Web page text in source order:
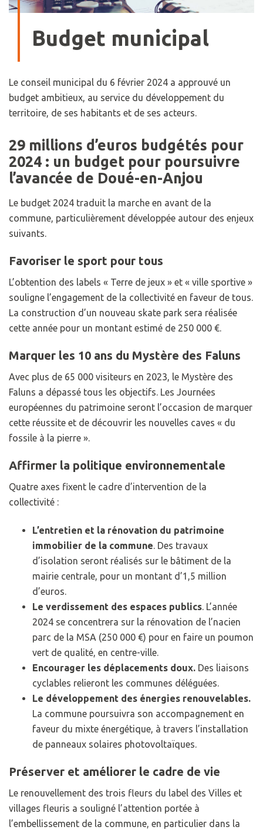
Budget municipal
Le conseil municipal du 6 février 2024 a approuvé un
budget ambitieux, au service du développement du
territoire, de ses habitants et de ses acteurs.
29 millions d’euros budgétés pour
2024 : un budget pour poursuivre
l’avancée de Doué-en-Anjou
Le budget 2024 traduit la marche en avant de la
commune, particulièrement développée autour des enjeux
suivants.
Favoriser le sport pour tous
L’obtention des labels « Terre de jeux » et « ville sportive »
souligne l’engagement de la collectivité en faveur de tous.
La construction d’un nouveau skate park sera réalisée
cette année pour un montant estimé de 250 000 €.
Marquer les 10 ans du Mystère des Faluns
Avec plus de 65 000 visiteurs en 2023, le Mystère des
Faluns a dépassé tous les objectifs. Les Journées
européennes du patrimoine seront l’occasion de marquer
cette réussite et de découvrir les nouvelles caves « du
fossile à la pierre ».
Affirmer la politique environnementale
Quatre axes fixent le cadre d’intervention de la
collectivité :
L’entretien et la rénovation du patrimoine
immobilier de la commune. Des travaux
d’isolation seront réalisés sur le bâtiment de la
mairie centrale, pour un montant d’1,5 million
d’euros.
Le verdissement des espaces publics. L’année
2024 se concentrera sur la rénovation de l’nacien
parc de la MSA (250 000 €) pour en faire un poumon
vert de qualité, en centre-ville.
Encourager les déplacements doux. Des liaisons
cyclables relieront les communes déléguées.
Le développement des énergies renouvelables.
La commune poursuivra son accompagnement en
faveur du mixte énergétique, à travers l’installation
de panneaux solaires photovoltaïques.
Préserver et améliorer le cadre de vie
Le renouvellement des trois fleurs du label des Villes et
villages fleuris a souligné l’attention portée à
l’embellissement de la commune, en particulier dans la